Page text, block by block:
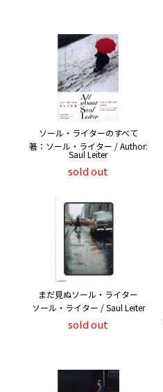
ソール・ライターのすべて
著：ソール・ライター / Author:
Saul Leiter
sold out
まだ見ぬソール・ライター
ソール・ライター / Saul Leiter
sold out